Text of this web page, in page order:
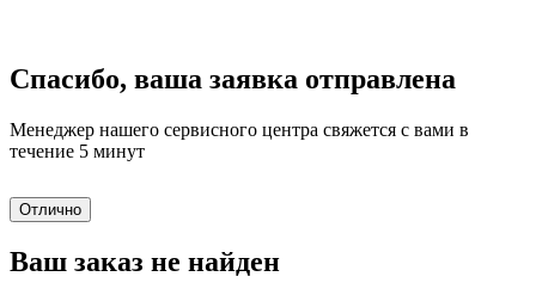
Спасибо, ваша заявка отправлена
Менеджер нашего сервисного центра свяжется с вами в
течение 5 минут
Отлично
Ваш заказ не найден